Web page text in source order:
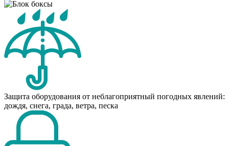
Защита оборудования от неблагоприятный погодных явлений:
дождя, снега, града, ветра, песка